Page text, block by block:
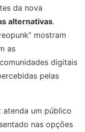
da nova
alternativas.
mostram
as
digitais
pelas
atenda um público
nas opções